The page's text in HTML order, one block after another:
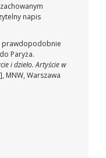
napis
prawdopodobnie
Paryża.
i dzieło. Artyście w
MNW, Warszawa